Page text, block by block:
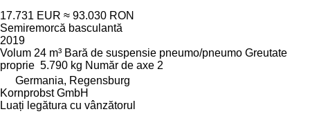
17.731 EUR ≈ 93.030 RON
Semiremorcă basculantă
2019
Volum 24 m³ Bară de suspensie pneumo/pneumo Greutate
proprie 5.790 kg Număr de axe 2
Germania, Regensburg
Kornprobst GmbH
Luați legătura cu vânzătorul